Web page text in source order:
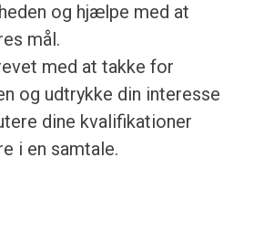
og hjælpe med at
mål.
med at takke for
og udtrykke din interesse
dine kvalifikationer
i en samtale.